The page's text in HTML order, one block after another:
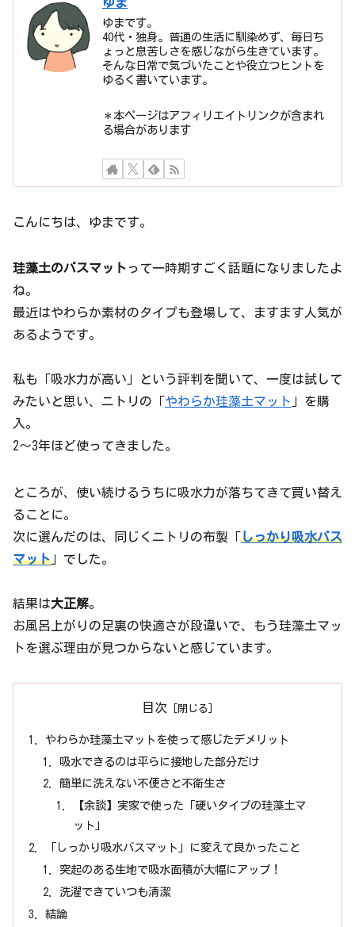
ゆま
ゆまです。
40代・独身。普通の生活に馴染めず、毎日ち
ょっと息苦しさを感じながら生きています。
そんな日常で気づいたことや役立つヒントを
ゆるく書いています。
＊本ページはアフィリエイトリンクが含まれ
る場合があります
こんにちは、ゆまです。
珪藻土のバスマット って一時期すごく話題になりましたよ
ね。
最近はやわらか素材のタイプも登場して、ますます人気が
あるようです。
私も「吸水力が高い」という評判を聞いて、一度は試して
みたいと思い、ニトリの「やわらか珪藻土マット 」を購
入。
2〜3年ほど使ってきました。
ところが、使い続けるうちに吸水力が落ちてきて買い替え
ることに。
次に選んだのは、同じくニトリの布製「しっかり吸水バス
マット 」でした。
結果は大正解。
お風呂上がりの足裏の快適さが段違いで、もう珪藻土マッ
トを選ぶ理由が見つからないと感じています。
目次
やわらか珪藻土マットを使って感じたデメリット
吸水できるのは平らに接地した部分だけ
簡単に洗えない不便さと不衛生さ
【余談】実家で使った「硬いタイプの珪藻土マ
ット」
「しっかり吸水バスマット」に変えて良かったこと
突起のある生地で吸水面積が大幅にアップ！
洗濯できていつも清潔
結論